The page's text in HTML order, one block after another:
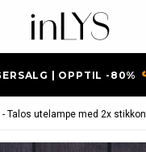
| OPPTIL -80%
- Talos utelampe med 2x